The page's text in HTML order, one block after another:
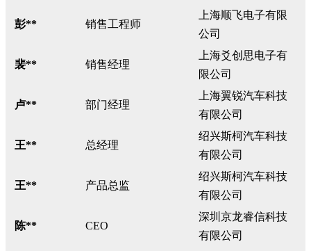
彭** 销售工程师
上海顺飞电子有限
公司
裴** 销售经理
上海爻创思电子有
限公司
卢** 部门经理
上海翼锐汽车科技
有限公司
王** 总经理
绍兴斯柯汽车科技
有限公司
王** 产品总监
绍兴斯柯汽车科技
有限公司
陈** CEO
深圳京龙睿信科技
有限公司